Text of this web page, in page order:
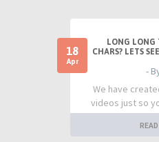
18
Apr
LONG LONG
CHARS? LETS
-
We have
videos just so